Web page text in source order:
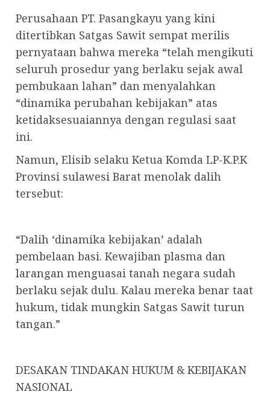
Perusahaan PT. Pasangkayu yang kini
ditertibkan Satgas Sawit sempat merilis
pernyataan bahwa mereka “telah mengikuti
seluruh prosedur yang berlaku sejak awal
pembukaan lahan” dan menyalahkan
“dinamika perubahan kebijakan” atas
ketidaksesuaiannya dengan regulasi saat
ini.
Namun, Elisib selaku Ketua Komda LP-K.P.K
Provinsi sulawesi Barat menolak dalih
tersebut:
“Dalih ‘dinamika kebijakan’ adalah
pembelaan basi. Kewajiban plasma dan
larangan menguasai tanah negara sudah
berlaku sejak dulu. Kalau mereka benar taat
hukum, tidak mungkin Satgas Sawit turun
tangan.”
DESAKAN TINDAKAN HUKUM & KEBIJAKAN
NASIONAL